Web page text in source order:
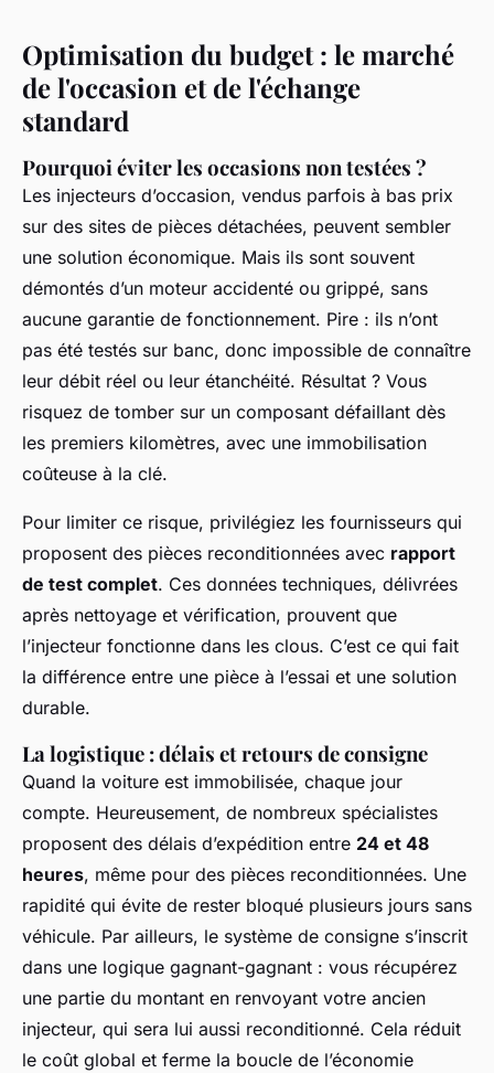
Optimisation du budget : le marché
de l'occasion et de l'échange
standard
Pourquoi éviter les occasions non testées ?
Les injecteurs d’occasion, vendus parfois à bas prix
sur des sites de pièces détachées, peuvent sembler
une solution économique. Mais ils sont souvent
démontés d’un moteur accidenté ou grippé, sans
aucune garantie de fonctionnement. Pire : ils n’ont
pas été testés sur banc, donc impossible de connaître
leur débit réel ou leur étanchéité. Résultat ? Vous
risquez de tomber sur un composant défaillant dès
les premiers kilomètres, avec une immobilisation
coûteuse à la clé.
Pour limiter ce risque, privilégiez les fournisseurs qui
proposent des pièces reconditionnées avec rapport
de test complet. Ces données techniques, délivrées
après nettoyage et vérification, prouvent que
l’injecteur fonctionne dans les clous. C’est ce qui fait
la différence entre une pièce à l’essai et une solution
durable.
La logistique : délais et retours de consigne
Quand la voiture est immobilisée, chaque jour
compte. Heureusement, de nombreux spécialistes
proposent des délais d’expédition entre 24 et 48
heures, même pour des pièces reconditionnées. Une
rapidité qui évite de rester bloqué plusieurs jours sans
véhicule. Par ailleurs, le système de consigne s’inscrit
dans une logique gagnant-gagnant : vous récupérez
une partie du montant en renvoyant votre ancien
injecteur, qui sera lui aussi reconditionné. Cela réduit
le coût global et ferme la boucle de l’économie